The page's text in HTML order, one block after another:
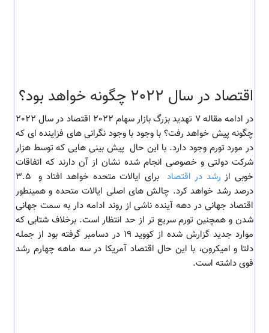
اقتصاد در سال 2022 چگونه خواهد بود؟
در ادامه مقاله 7 تهدید بزرگ بازار سهام 2022 اقتصاد در سال 2022
چگونه پیش خواهد رفت؟ با وجود با وجود نگرانی های فزاینده ای که
در مورد تورم وجود دارد. با این حال پیش بینی هایی که توسط هزار
شرکت دولتی و خصوصی انجام شده نشان از آن دارند که اتفاقات
خوبی ازرشد در اقتصاد
برای ایالات متحده خواهد افتاد و 3.5
درصد رشد خواهد کرد. چالش های اصلی ایالات متحده و همینطور
اقتصاد جهانی در دهه آینده ناشی از روند ادامه دار به سمت جهانی
شدن و همچنین تورم سریع تر از حد انتظار است. برخلاف شتابی که
موارد جدید گزارش شده از کووید 19 در دسامبر گرفته بود از جمله
دلتا و امیکرون، با این حال اقتصاد آمریکا در سه ماهه چهارم رشد
قوی داشته است.